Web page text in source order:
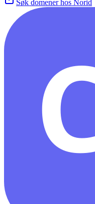
Søk domener hos Norid